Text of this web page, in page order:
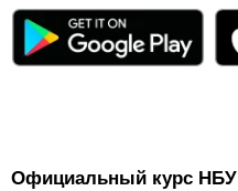
Официальный курс НБУ